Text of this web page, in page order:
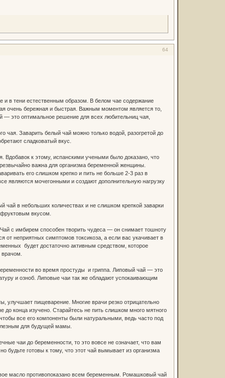
64
и в тени естественным образом. В белом чае содержание
очень бережная и быстрая. Важным моментом является то,
это оптимальное решение для всех любительниц чая,
чая. Заварить белый чай можно только водой, разогретой до
сладковатый вкус.
к этому, испанскими учеными было доказано, что
важна для организма беременной женщины.
его слишком крепко и пить не больше 2-3 раз в
являются мочегонными и создают дополнительную нагрузку
в небольших количествах и не слишком крепкой заварки
вкусом.
с имбирем способен творить чудеса — он снимает тошноту
от неприятных симптомов токсикоза, а если вас укачивает в
будет достаточно активным средством, которое
во время простуды и гриппа. Липовый чай — это
и озноб. Липовые чаи так же обладают успокаивающим
улучшает пищеварение. Многие врачи резко отрицательно
до конца изучено. Старайтесь не пить слишком много мятного
все его компоненты были натуральными, ведь часто под
для будущей мамы.
чаи до беременности, то это вовсе не означает, что вам
готовы к тому, что этот чай вымывает из организма
масло противопоказано всем беременным. Ромашковый чай